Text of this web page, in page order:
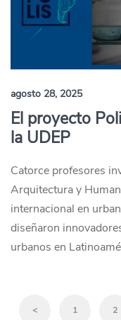
agosto 28, 2025
El proyecto
la UDEP
Catorce profesores
Arquitectura y
internacional en
diseñaron
urbanos en
< 1 2